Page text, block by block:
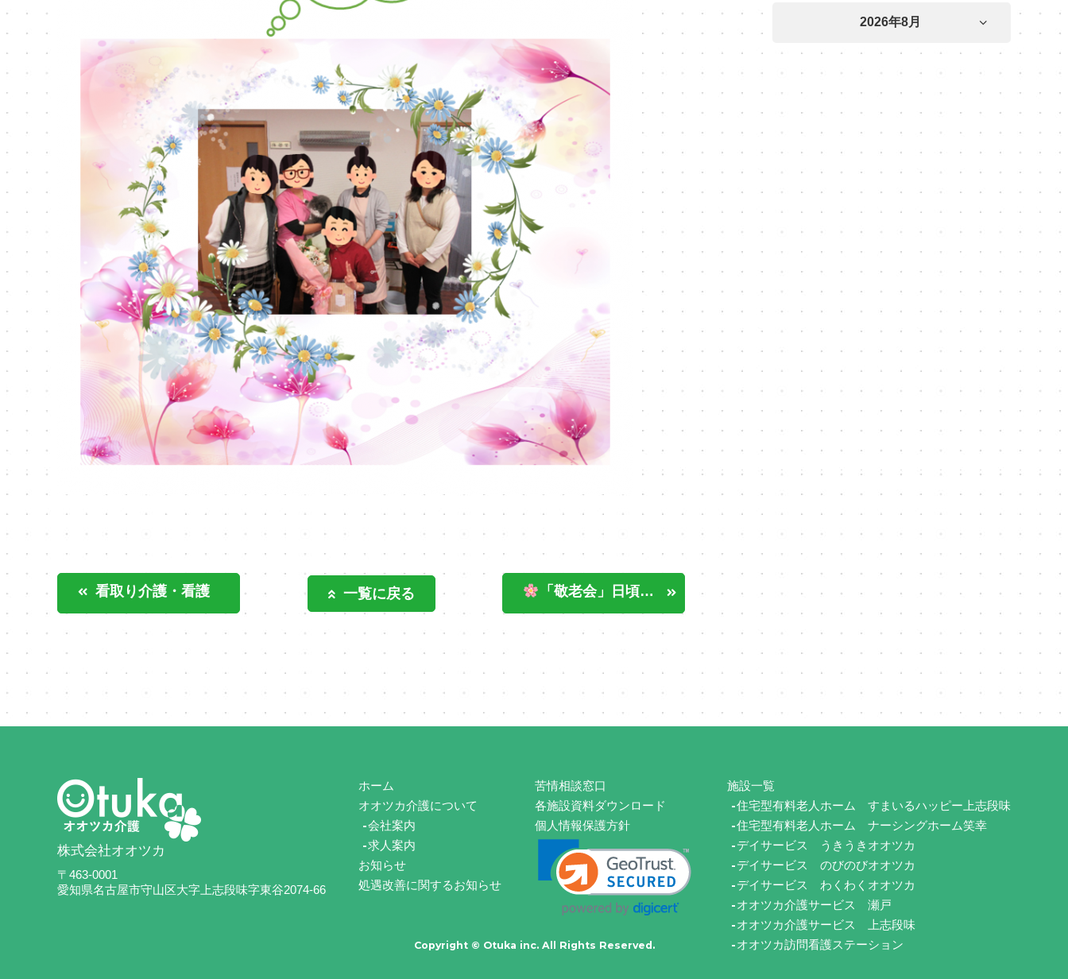
看取り介護・看護 一覧に戻る 「敬老会」日頃の感謝をこめて ～のびのびオオツカ～
株式会社オオツカ
〒463-0001
愛知県名古屋市守山区大字上志段味字東谷2074-66
ホーム
オオツカ介護について
会社案内
求人案内
お知らせ
処遇改善に関するお知らせ
苦情相談窓口
各施設資料ダウンロード
個人情報保護方針
施設一覧
住宅型有料老人ホーム すまいるハッピー上志段味
住宅型有料老人ホーム ナーシングホーム笑幸
デイサービス
うきうきオオツカ
デイサービス のびのびオオツカ
デイサービス わくわくオオツカ
オオツカ介護サービス 瀬戸
オオツカ介護サービス 上志段味
オオツカ訪問看護ステーション
Copyright © Otuka inc. All Rights Reserved.